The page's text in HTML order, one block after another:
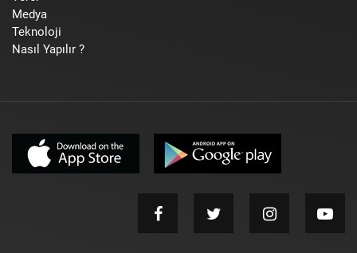
Medya
Teknoloji
Nasıl Yapılır ?